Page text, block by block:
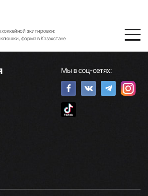
хоккейной экипировки:
форма в Казахстане
Мы в соц-сетях: